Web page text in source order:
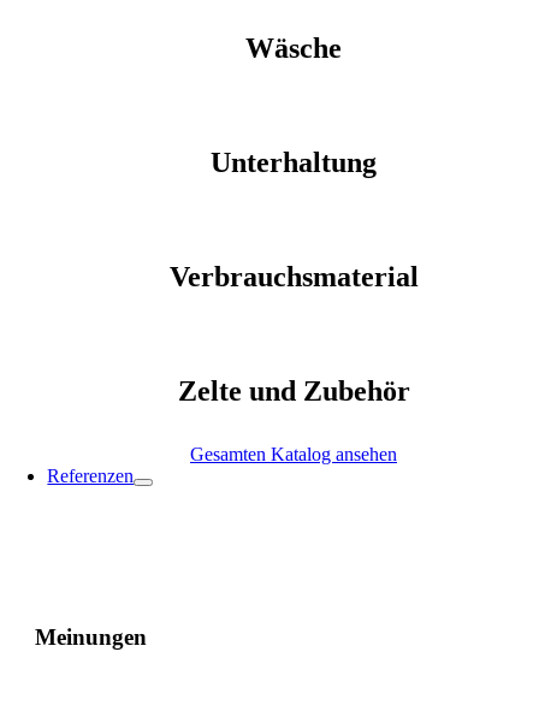
Wäsche
Unterhaltung
Verbrauchsmaterial
Zelte und Zubehör
Gesamten Katalog ansehen
Referenzen
Meinungen